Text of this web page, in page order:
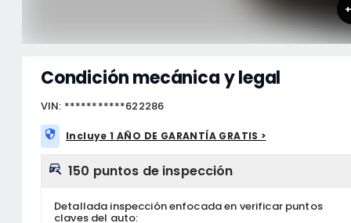
Condición mecánica y legal
VIN: ***********622286
Incluye 1 AÑO DE GARANTÍA GRATIS >
150 puntos de inspección
Detallada inspección enfocada en verificar puntos
claves del auto: